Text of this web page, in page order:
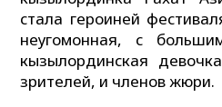
стала героиней
неугомонная, с
кызылординская
зрителей, и членов жюри.